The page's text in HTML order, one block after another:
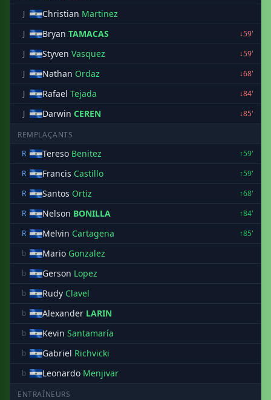
J Christian Martinez
J Bryan TAMACAS
↓59'
J
Styven Vasquez
↓59'
J
Nathan Ordaz
↓68'
J
Rafael Tejada
↓84'
J
Darwin CEREN ↓85'
REMPLAÇANTS
R
Tereso Benitez
↑59'
R
Francis Castillo
↑59'
R
Santos Ortiz
↑68'
R
Nelson BONILLA
↑84'
R
Melvin Cartagena
↑85'
b
Mario Gonzalez
b Gerson Lopez
b Rudy Clavel
b Alexander LARIN
b Kevin Santamaría
b Gabriel Richvicki
b Leonardo Menjivar
ENTRAÎNEURS